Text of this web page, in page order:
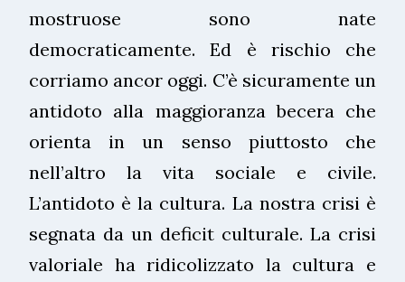
mostruose sono nate
democraticamente. Ed è rischio che
corriamo ancor oggi. C’è sicuramente un
antidoto alla maggioranza becera che
orienta in un senso piuttosto che
nell’altro la vita sociale e civile.
L’antidoto è la cultura. La nostra crisi è
segnata da un deficit culturale. La crisi
valoriale ha ridicolizzato la cultura e